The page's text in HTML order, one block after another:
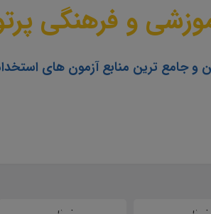
و فرهنگی
و جامع ترین منابع آزمون های